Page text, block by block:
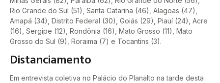
Rio Grande do Sul (51), Santa Catarina (46), Alagoas (47),
Amapá (34), Distrito Federal (30), Goiás (29), Piauí (24), Acre
(16), Sergipe (12), Rondônia (16), Mato Grosso (11), Mato
Grosso do Sul (9), Roraima (7) e Tocantins (3).
Distanciamento
Em entrevista coletiva no Palácio do Planalto na tarde desta